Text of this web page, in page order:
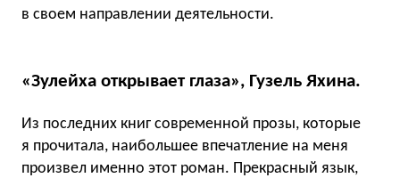
в своем направлении деятельности.
«Зулейха открывает глаза», Гузель Яхина.
Из последних книг современной прозы, которые
я прочитала, наибольшее впечатление на меня
произвел именно этот роман. Прекрасный язык,